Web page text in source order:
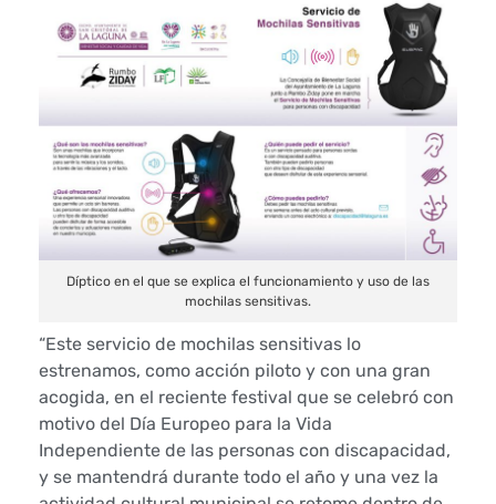
s
p
e
r
o
n
a
s
Díptico en el que se explica el funcionamiento y uso de las
mochilas sensitivas.
“Este servicio de mochilas sensitivas lo
estrenamos, como acción piloto y con una gran
acogida, en el reciente festival que se celebró con
motivo del Día Europeo para la Vida
Independiente de las personas con discapacidad,
y se mantendrá durante todo el año y una vez la